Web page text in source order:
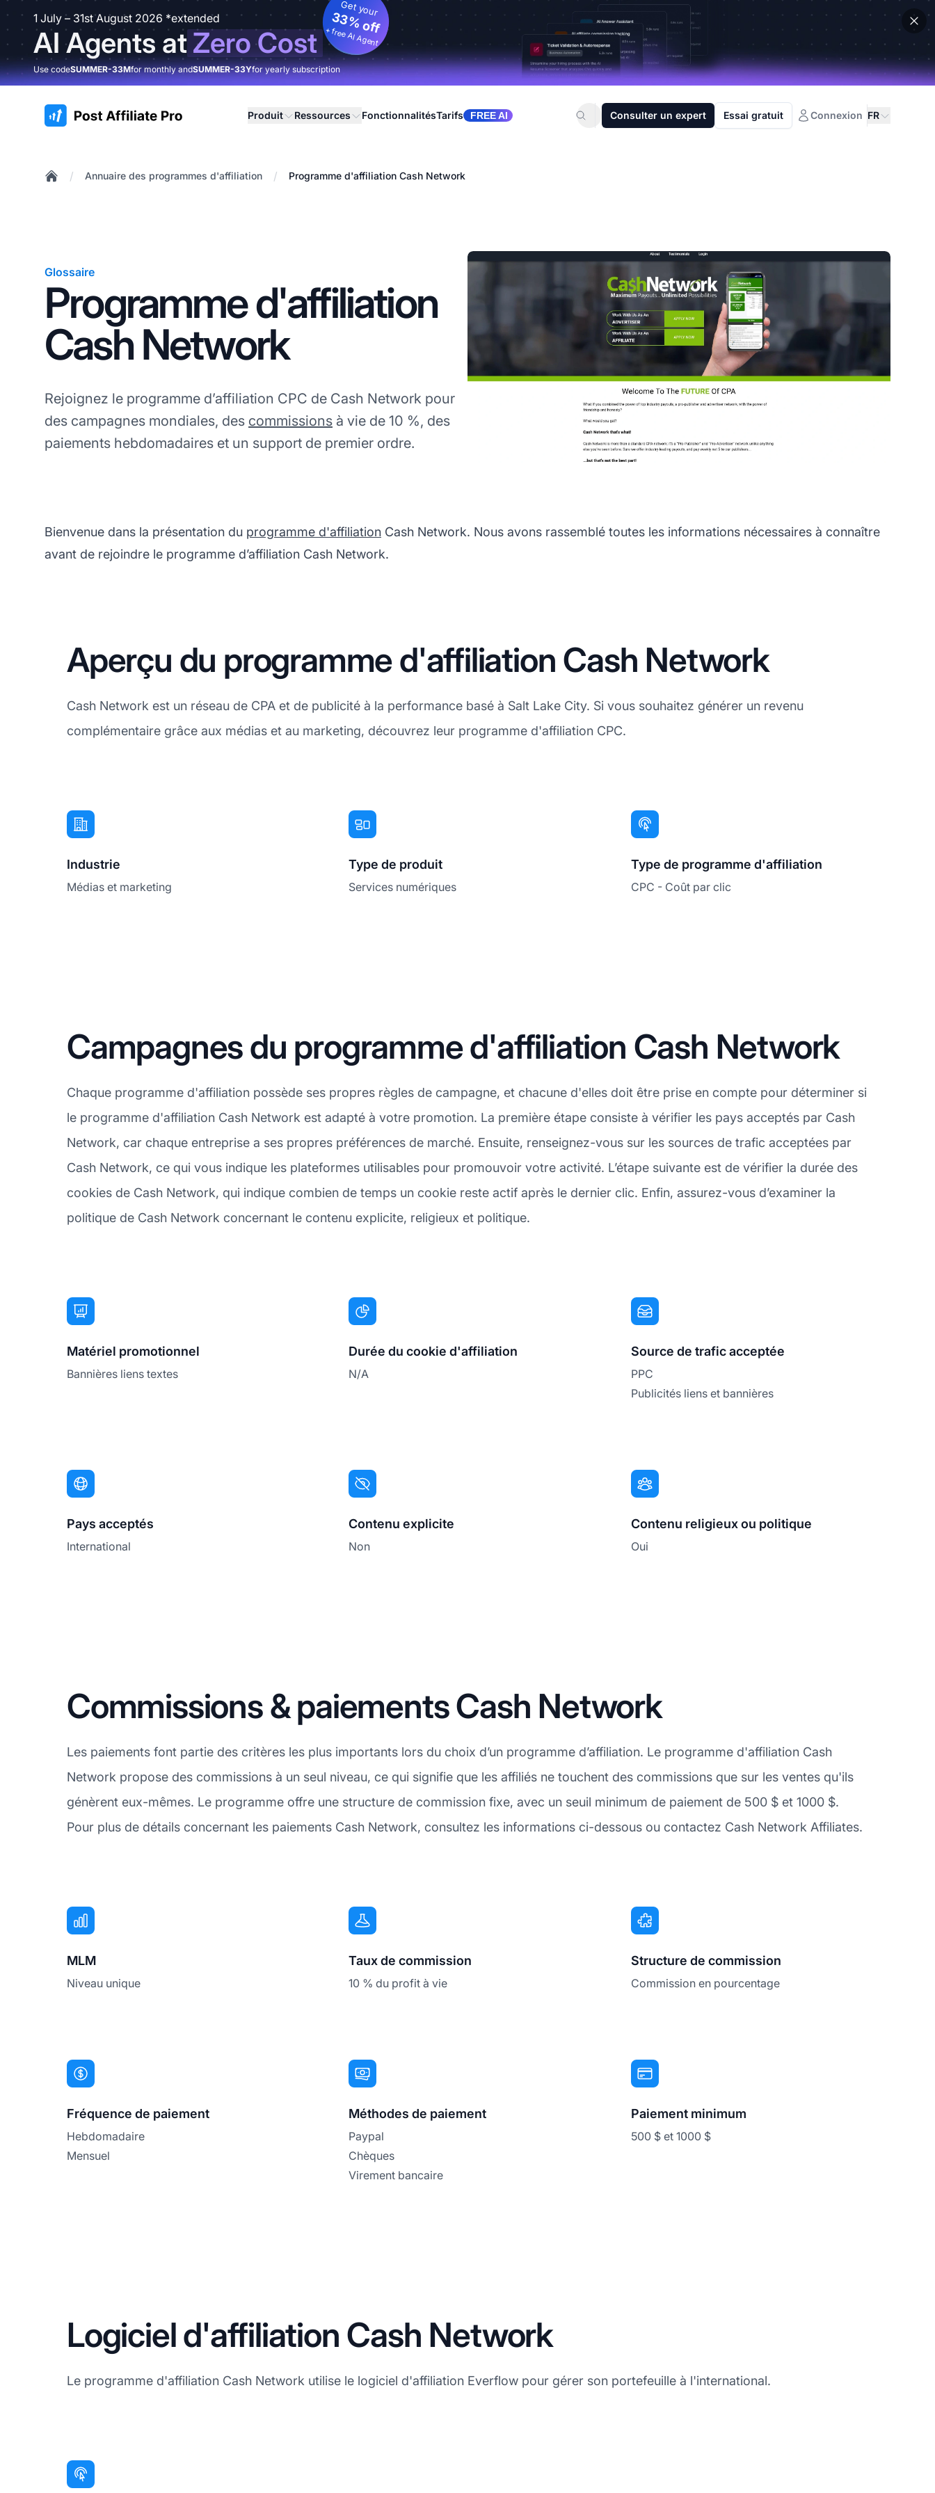
1 July – 31st August 2026 *extended
AI Agents atZero Cost
Get your
33% off
+ free AI Agent
Use codeSUMMER-33Mfor monthly andSUMMER-33Yfor yearly subscription
:site.title Produit Ressources FonctionnalitésTarifs FREE AI Consulter un expert Essai gratuit Connexion FR
/ Annuaire des programmes d'affiliation / Programme d'affiliation Cash Network
Glossaire
Programme d'affiliation
Cash Network
Rejoignez le programme d’affiliation CPC de Cash Network pour
des campagnes mondiales, des commissions à vie de 10 %, des
paiements hebdomadaires et un support de premier ordre.
Bienvenue dans la présentation du programme d'affiliation Cash Network. Nous avons rassemblé toutes les informations nécessaires à connaître
avant de rejoindre le programme d’affiliation Cash Network.
Aperçu du programme d'affiliation Cash Network
Cash Network est un réseau de CPA et de publicité à la performance basé à Salt Lake City. Si vous souhaitez générer un revenu
complémentaire grâce aux médias et au marketing, découvrez leur programme d'affiliation CPC.
Industrie
Médias et marketing
Type de produit
Services numériques
Type de programme d'affiliation
CPC - Coût par clic
Campagnes du programme d'affiliation Cash Network
Chaque programme d'affiliation possède ses propres règles de campagne, et chacune d'elles doit être prise en compte pour déterminer si
le programme d'affiliation Cash Network est adapté à votre promotion. La première étape consiste à vérifier les pays acceptés par Cash
Network, car chaque entreprise a ses propres préférences de marché. Ensuite, renseignez-vous sur les sources de trafic acceptées par
Cash Network, ce qui vous indique les plateformes utilisables pour promouvoir votre activité. L’étape suivante est de vérifier la durée des
cookies de Cash Network, qui indique combien de temps un cookie reste actif après le dernier clic. Enfin, assurez-vous d’examiner la
politique de Cash Network concernant le contenu explicite, religieux et politique.
Matériel promotionnel
Bannières liens textes
Durée du cookie d'affiliation
N/A
Source de trafic acceptée
PPC
Publicités liens et bannières
Pays acceptés
International
Contenu explicite
Non
Contenu religieux ou politique
Oui
Commissions & paiements Cash Network
Les paiements font partie des critères les plus importants lors du choix d’un programme d’affiliation. Le programme d'affiliation Cash
Network propose des commissions à un seul niveau, ce qui signifie que les affiliés ne touchent des commissions que sur les ventes qu'ils
génèrent eux-mêmes. Le programme offre une structure de commission fixe, avec un seuil minimum de paiement de 500 $ et 1000 $.
Pour plus de détails concernant les paiements Cash Network, consultez les informations ci-dessous ou contactez Cash Network Affiliates.
MLM
Niveau unique
Taux de commission
10 % du profit à vie
Structure de commission
Commission en pourcentage
Fréquence de paiement
Hebdomadaire
Mensuel
Méthodes de paiement
Paypal
Chèques
Virement bancaire
Paiement minimum
500 $ et 1000 $
Logiciel d'affiliation Cash Network
Le programme d'affiliation Cash Network utilise le logiciel d'affiliation Everflow pour gérer son portefeuille à l'international.